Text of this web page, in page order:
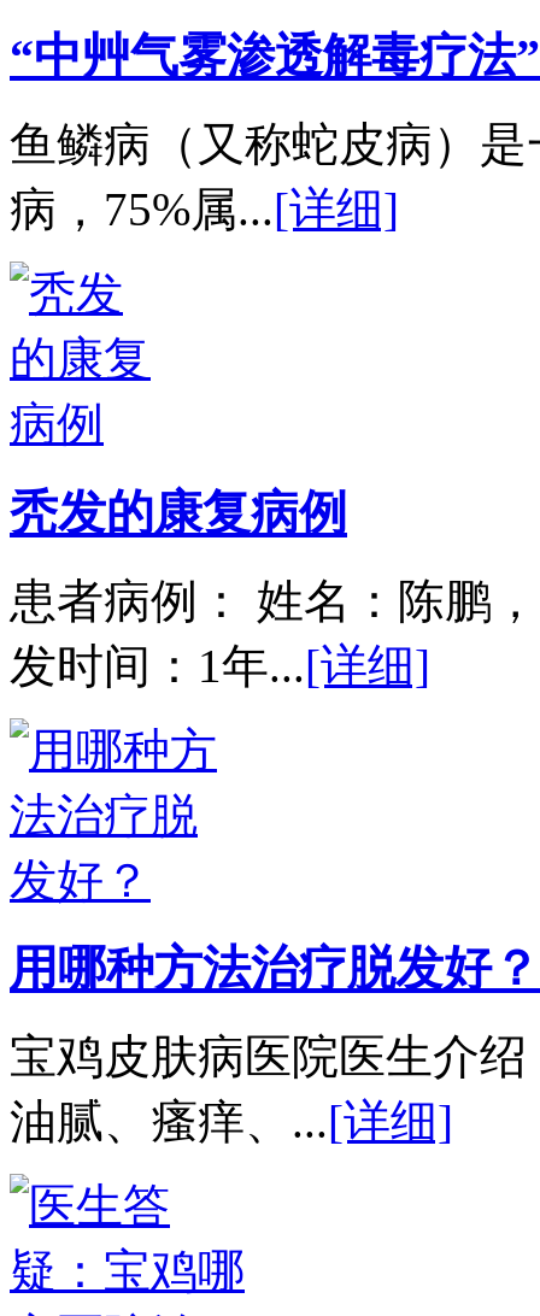
“中艸气雾渗透解毒疗法”
鱼鳞病（又称蛇皮病）
病，75%属...[详细]
秃发的康复病例
患者病例： 姓名：陈鹏
发时间：1年...[详细]
用哪种方法治疗脱发好？
宝鸡皮肤病医院医生介
油腻、瘙痒、...[详细]